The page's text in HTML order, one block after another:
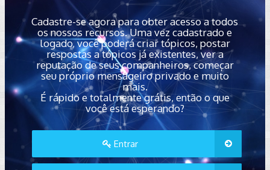
Cadastre-se agora para obter acesso a todos
os nossos recursos. Uma vez cadastrado e
logado, você poderá criar tópicos, postar
respostas a tópicos já existentes, ver a
reputação de seus companheiros, começar
seu próprio mensageiro privado e muito
mais.
É rápido e totalmente grátis, então o que
você está esperando?
Entrar